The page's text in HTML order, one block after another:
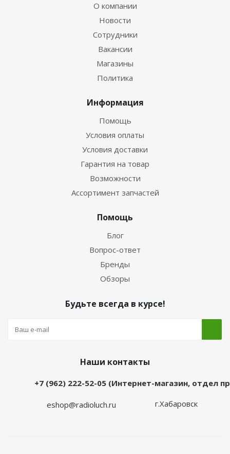
О компании
Новости
Сотрудники
Вакансии
Магазины
Политика
Информация
Помощь
Условия оплаты
Условия доставки
Гарантия на товар
Возможности
Ассортимент запчастей
Помощь
Блог
Вопрос-ответ
Бренды
Обзоры
Будьте всегда в курсе!
Наши контакты
+7 (962) 222-52-05 (Интернет-магазин, отдел
eshop@radioluch.ru г.Хабаровск